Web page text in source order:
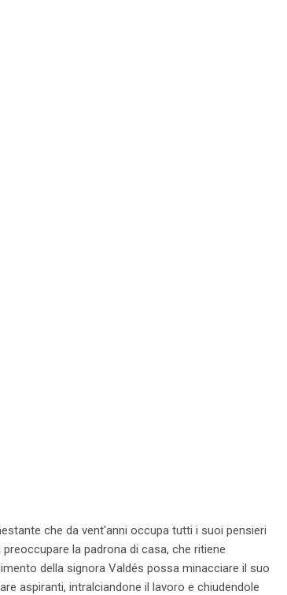
che da vent'anni occupa tutti i suoi pensieri
la padrona di casa, che ritiene
della signora Valdés possa minacciare il suo
aspiranti, intralciandone il lavoro e chiudendole